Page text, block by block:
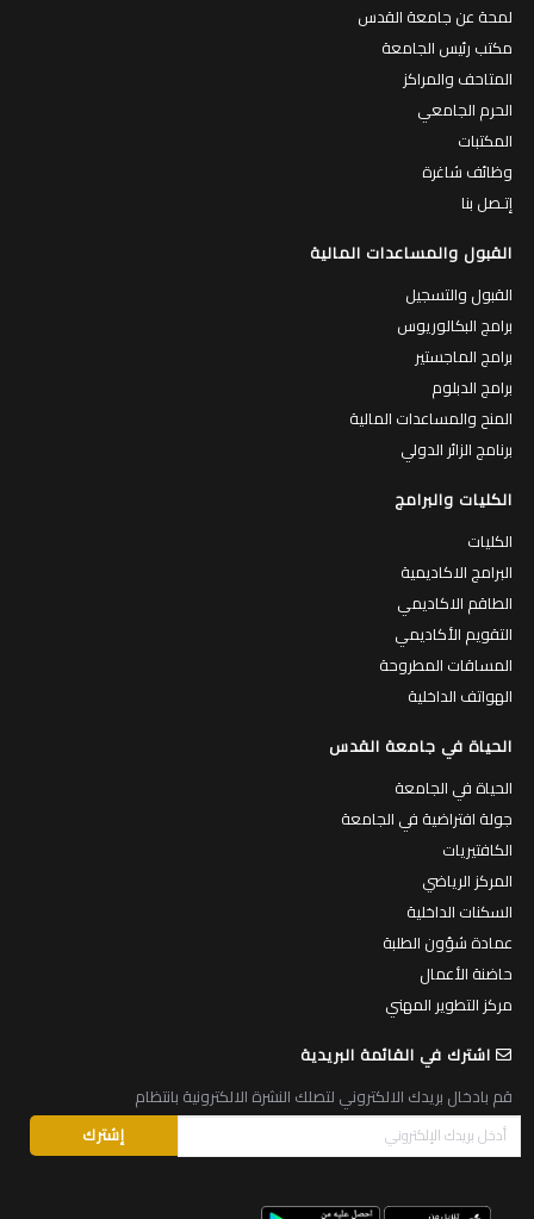
لمحة عن جامعة القدس
مكتب رئيس الجامعة
المتاحف والمراكز
الحرم الجامعي
المكتبات
وظائف شاغرة
إتـصل بنا
القبول والمساعدات المالية
القبول والتسجيل
برامج البكالوريوس
برامج الماجستير
برامج الدبلوم
المنح والمساعدات المالية
برنامج الزائر الدولي
الكليات والبرامج
الكليات
البرامج الاكاديمية
الطاقم الاكاديمي
التقويم الأكاديمي
المساقات المطروحة
الهواتف الداخلية
الحياة في جامعة القدس
الحياة في الجامعة
جولة افتراضية في الجامعة
الكافتيريات
المركز الرياضي
السكنات الداخلية
عمادة شؤون الطلبة
حاضنة الأعمال
مركز التطوير المهني
اشترك في القائمة البريدية
قم بادخال بريدك الالكتروني لتصلك النشرة الالكترونية بانتظام